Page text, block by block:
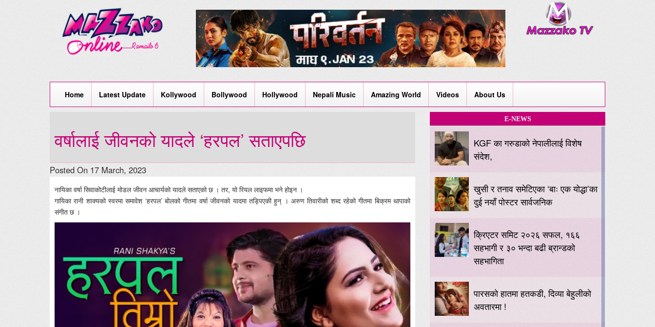
Home Latest Update Kollywood Bollywood Hollywood Nepali Music Amazing World Videos About Us
वर्षालाई जीवनको यादले ‘हरपल’ सताएपछि
Posted On 17 March, 2023
नायिका वर्षा सिवाकोटीलाई मोडल जीवन आचार्यको यादले सताएको छ । तर, यो रियल लाइफमा भने होइन ।
गायिका रानी शाक्यको स्वरमा समावेश ‘हरपल’ बोलको गीतमा वर्षा जीवनको यादमा तड्पिएकी हुन् । अरुण तिवारीको शब्द रहेको गीतमा बिक्रम थापाको
संगीत छ ।
E-NEWS
KGF का गरुडाको नेपालीलाई विशेष
संदेश,
खुसी र तनाव समेटिएका ‘बाः एक योद्धा’का
दुई नयाँ पोस्टर सार्वजनिक
क्रिएटर समिट २०२६ सफल, १६६
सहभागी र ३० भन्दा बढी ब्रान्डको
सहभागिता
पारसको हातमा हतकडी, दिव्या बेहुलीको
अवतारमा !